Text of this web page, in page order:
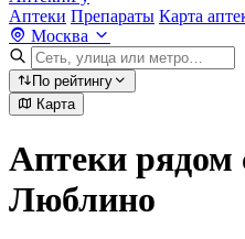
Аптеки Препараты Карта
Москва
По рейтингу
Карта
Аптеки рядом
Люблино